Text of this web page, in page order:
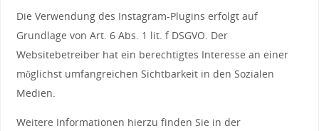
Die Verwendung des Instagram-Plugins erfolgt auf
Grundlage von Art. 6 Abs. 1 lit. f DSGVO. Der
Websitebetreiber hat ein berechtigtes Interesse an einer
möglichst umfangreichen Sichtbarkeit in den Sozialen
Medien.
Weitere Informationen hierzu finden Sie in der